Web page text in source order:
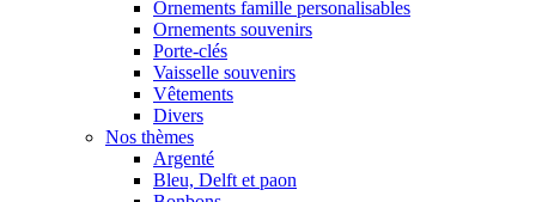
Nos thèmes
Argenté
Bleu, Delft et paon
Ornements famille personalisables
Ornements souvenirs
Porte-clés
Vaisselle souvenirs
Vêtements
Divers